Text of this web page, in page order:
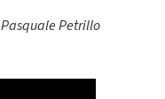
Pasquale Petrillo